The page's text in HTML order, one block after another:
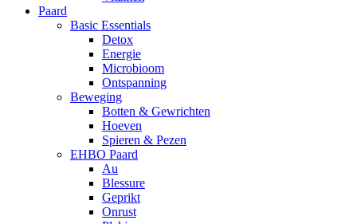
Paard
Basic Essentials
Detox
Energie
Microbioom
Ontspanning
Beweging
Botten & Gewrichten
Hoeven
Spieren & Pezen
EHBO Paard
Au
Blessure
Geprikt
Onrust